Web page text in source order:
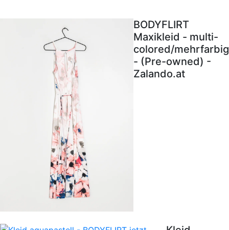
BODYFLIRT
Maxikleid - multi-
colored/mehrfarbig
- (Pre-owned) -
Zalando.at